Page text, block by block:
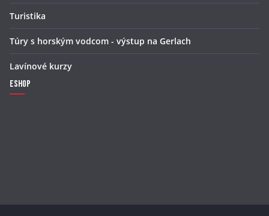
Turistika
Túry s horským vodcom - výstup na Gerlach
Lavínové kurzy
Eshop